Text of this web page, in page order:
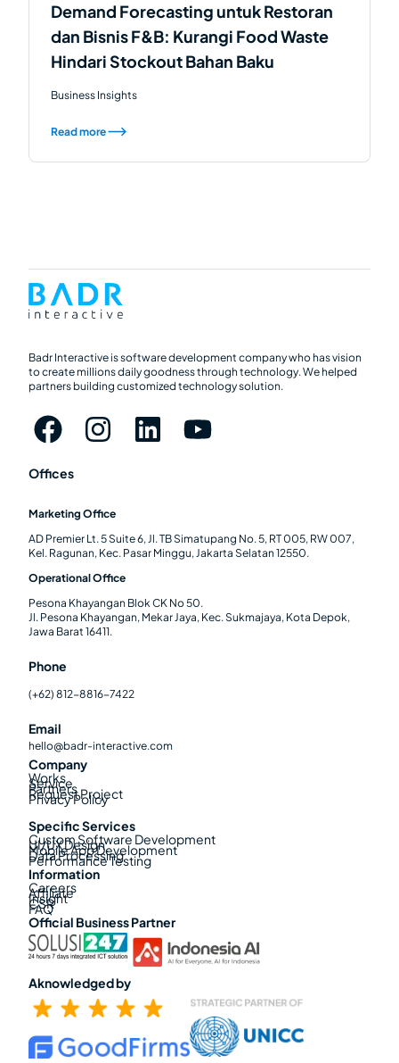
Demand Forecasting untuk Restoran
dan Bisnis F&B: Kurangi Food Waste
Hindari Stockout Bahan Baku
Business Insights
Read more
Badr Interactive is software development company who has vision
to create millions daily goodness through technology. We helped
partners building customized technology solution.
Offices
Marketing Office
AD Premier Lt. 5 Suite 6, Jl. TB Simatupang No. 5, RT 005, RW 007,
Kel. Ragunan, Kec. Pasar Minggu, Jakarta Selatan 12550.
Operational Office
Pesona Khayangan Blok CK No 50.
Jl. Pesona Khayangan, Mekar Jaya, Kec. Sukmajaya, Kota Depok,
Jawa Barat 16411.
Phone
(+62) 812-8816-7422
Email
hello@badr-interactive.com
Company
Works
Service
Partners
Request Project
Privacy Policy
Specific Services
Custom Software Development
UI/UX Design
Mobile App Development
Data Processing
Performance Testing
Information
Careers
Affiliate
Insight
CSR
FAQ
Official Business Partner
Aknowledged by